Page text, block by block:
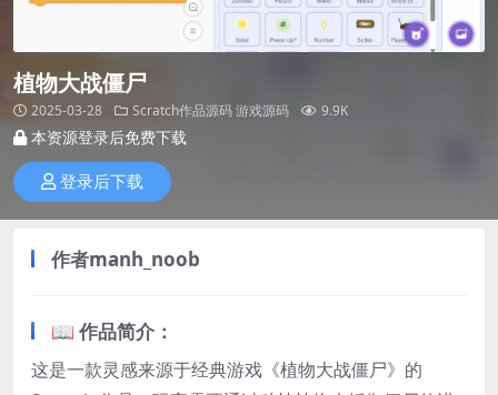
植物大战僵尸
2025-03-28 Scratch作品源码游戏源码 9.9K
本资源登录后免费下载
登录后下载
作者manh_noob
📖 作品简介：​
这是一款灵感来源于经典游戏《植物大战僵尸》的